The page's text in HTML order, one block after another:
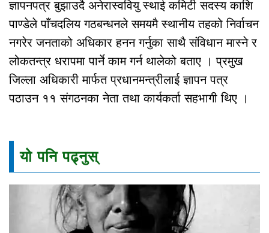
ज्ञापनपत्र बुझाउदै अनेरास्ववियु स्थाई कमिटी सदस्य काशि
पाण्डेले पाँचदलिय गठबन्धनले समयमै स्थानीय तहको निर्वाचन
नगरेर जनताको अधिकार हनन गर्नुका साथै संविधान मास्ने र
लोकतन्त्र धरापमा पार्ने काम गर्न थालेको बताए । प्रमुख
जिल्ला अधिकारी मार्फत प्रधानमन्त्रीलाई ज्ञापन पत्र
पठाउन ११ संगठनका नेता तथा कार्यकर्ता सहभागी थिए ।
यो पनि पढ्नुस्